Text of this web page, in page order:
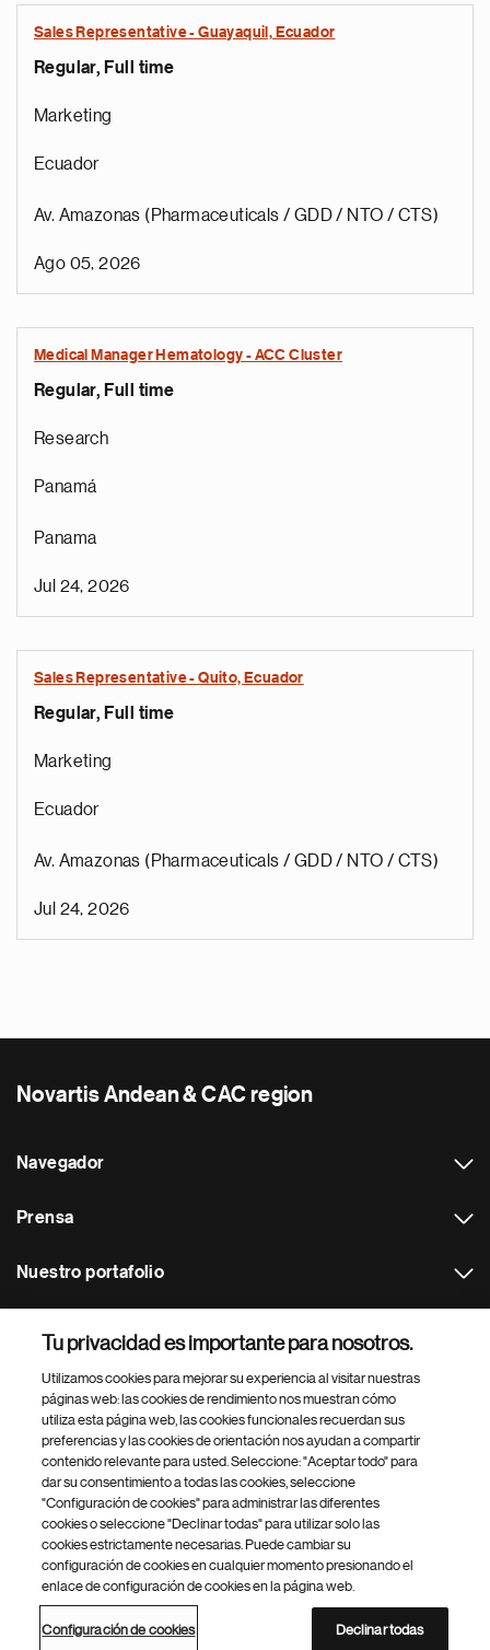
Sales Representative - Guayaquil, Ecuador
Regular, Full time
Marketing
Ecuador
Av. Amazonas (Pharmaceuticals / GDD / NTO / CTS)
Ago 05, 2026
Medical Manager Hematology - ACC Cluster
Regular, Full time
Research
Panamá
Panama
Jul 24, 2026
Sales Representative - Quito, Ecuador
Regular, Full time
Marketing
Ecuador
Av. Amazonas (Pharmaceuticals / GDD / NTO / CTS)
Jul 24, 2026
Novartis Andean & CAC region
Navegador
Prensa
Nuestro portafolio
Footer Site Search
inferior
del
© 2026 Novartis AG
Política de privacidad Términos de uso
Accesibilidad
Configuración de cookies
Mapa del sitio
Tu privacidad es importante para nosotros.
Utilizamos cookies para mejorar su experiencia al visitar nuestras
páginas web: las cookies de rendimiento nos muestran cómo
utiliza esta página web, las cookies funcionales recuerdan sus
preferencias y las cookies de orientación nos ayudan a compartir
contenido relevante para usted. Seleccione: "Aceptar todo" para
dar su consentimiento a todas las cookies, seleccione
"Configuración de cookies" para administrar las diferentes
cookies o seleccione "Declinar todas" para utilizar solo las
cookies estrictamente necesarias. Puede cambiar su
configuración de cookies en cualquier momento presionando el
enlace de configuración de cookies en la página web.
Configuración de cookies Declinar todas